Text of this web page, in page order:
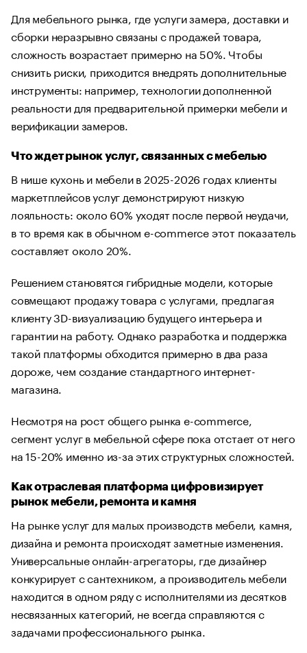
Для мебельного рынка, где услуги замера, доставки и
сборки неразрывно связаны с продажей товара,
сложность возрастает примерно на 50%. Чтобы
снизить риски, приходится внедрять дополнительные
инструменты: например, технологии дополненной
реальности для предварительной примерки мебели и
верификации замеров.
Что ждет рынок услуг, связанных с мебелью
В нише кухонь и мебели в 2025-2026 годах клиенты
маркетплейсов услуг демонстрируют низкую
лояльность: около 60% уходят после первой неудачи,
в то время как в обычном e-commerce этот показатель
составляет около 20%.
Решением становятся гибридные модели, которые
совмещают продажу товара с услугами, предлагая
клиенту 3D-визуализацию будущего интерьера и
гарантии на работу. Однако разработка и поддержка
такой платформы обходится примерно в два раза
дороже, чем создание стандартного интернет-
магазина.
Несмотря на рост общего рынка e-commerce,
сегмент услуг в мебельной сфере пока отстает от него
на 15-20% именно из-за этих структурных сложностей.
Как отраслевая платформа цифровизирует
рынок мебели, ремонта и камня
На рынке услуг для малых производств мебели, камня,
дизайна и ремонта происходят заметные изменения.
Универсальные онлайн-агрегаторы, где дизайнер
конкурирует с сантехником, а производитель мебели
находится в одном ряду с исполнителями из десятков
несвязанных категорий, не всегда справляются с
задачами профессионального рынка.